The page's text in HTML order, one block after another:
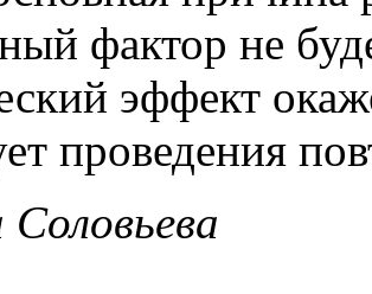
фактор не
эффект
проведения